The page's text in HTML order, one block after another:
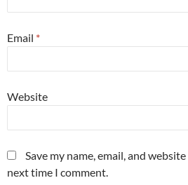
Email *
Website
Save my name, email, and
next time I comment.